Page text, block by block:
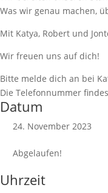
Was wir genau machen,
Mit Katya, Robert und
Wir freuen uns auf dich!
Bitte melde dich an bei
Die Telefonnummer
Datum
24. November 2023
Abgelaufen!
Uhrzeit